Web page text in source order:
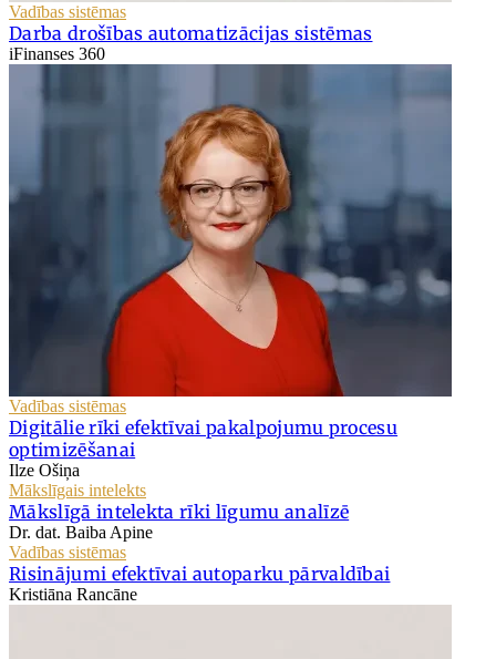
Vadības sistēmas
Darba drošības automatizācijas sistēmas
iFinanses 360
Vadības sistēmas
Digitālie rīki efektīvai pakalpojumu procesu
optimizēšanai
Ilze Ošiņa
Mākslīgais intelekts
Mākslīgā intelekta rīki līgumu analīzē
Dr. dat. Baiba Apine
Vadības sistēmas
Risinājumi efektīvai autoparku pārvaldībai
Kristiāna Rancāne